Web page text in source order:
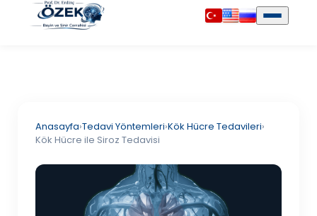
Anasayfa›Tedavi Yöntemleri›Kök Hücre Tedavileri›
Kök Hücre ile Siroz Tedavisi